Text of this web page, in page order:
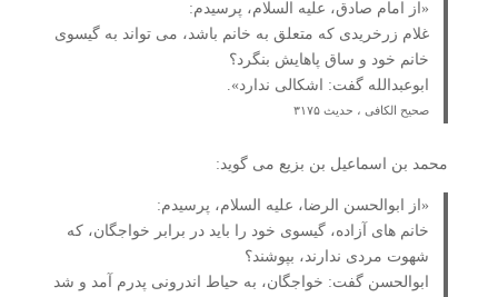
«از امام صادق، علیه السلام، پرسیدم:
غلام زرخریدی که متعلق به خانم باشد، می تواند به گیسوی
خانم خود و ساق پاهایش بنگرد؟
ابوعبدالله گفت: اشکالی ندارد».
صحیح الکافی ، حدیث ۳۱۷۵
محمد بن اسماعیل بن بزیع می گوید:
«از ابوالحسن الرضا، علیه السلام، پرسیدم:
خانم های آزاده، گیسوی خود را باید در برابر خواجگان، که
شهوت مردی ندارند، بپوشند؟
ابوالحسن گفت: خواجگان، به حیاط اندرونی پدرم آمد و شد